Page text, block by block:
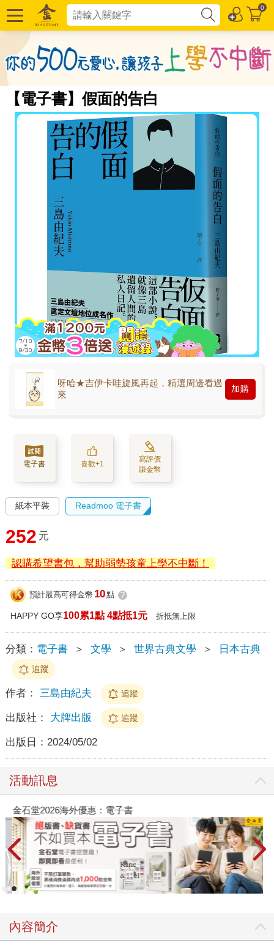
0
【電子書】假面的告白
呀哈★吉伊卡哇旋風再起，精選周邊看過
來
加購
電子書 喜歡+1
寫評價
賺金幣
紙本平裝 Readmoo 電子書
252 元
認購希望書包，幫助弱勢孩童上學不中斷！
預計最高可得金幣 10點 ?
HAPPY GO享100累1點 4點抵1元 折抵無上限
分類： 電子書 ＞ 文學 ＞ 世界古典文學 ＞ 日本古典
追蹤
作者： 三島由紀夫 追蹤
出版社： 大牌出版 追蹤
出版日： 2024/05/02
活動訊息
金石堂2026海外優惠：電子書
內容簡介